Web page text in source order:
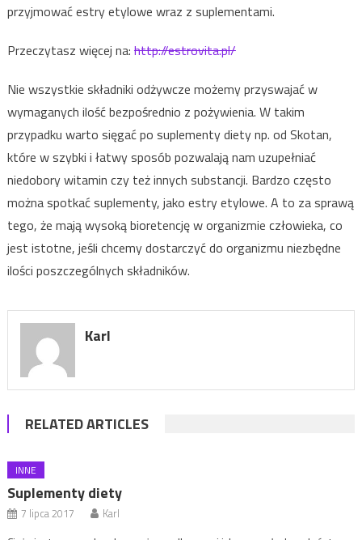
przyjmować estry etylowe wraz z suplementami.
Przeczytasz więcej na: http://estrovita.pl/
Nie wszystkie składniki odżywcze możemy przyswajać w
wymaganych ilość bezpośrednio z pożywienia. W takim
przypadku warto sięgać po suplementy diety np. od Skotan,
które w szybki i łatwy sposób pozwalają nam uzupełniać
niedobory witamin czy też innych substancji. Bardzo często
można spotkać suplementy, jako estry etylowe. A to za sprawą
tego, że mają wysoką bioretencję w organizmie człowieka, co
jest istotne, jeśli chcemy dostarczyć do organizmu niezbędne
ilości poszczególnych składników.
Karl
RELATED ARTICLES
INNE
Suplementy diety
7 lipca 2017 Karl